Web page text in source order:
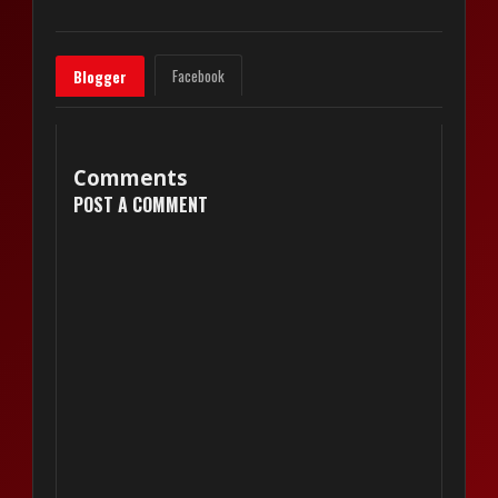
Blogger Facebook
Comments
POST A COMMENT